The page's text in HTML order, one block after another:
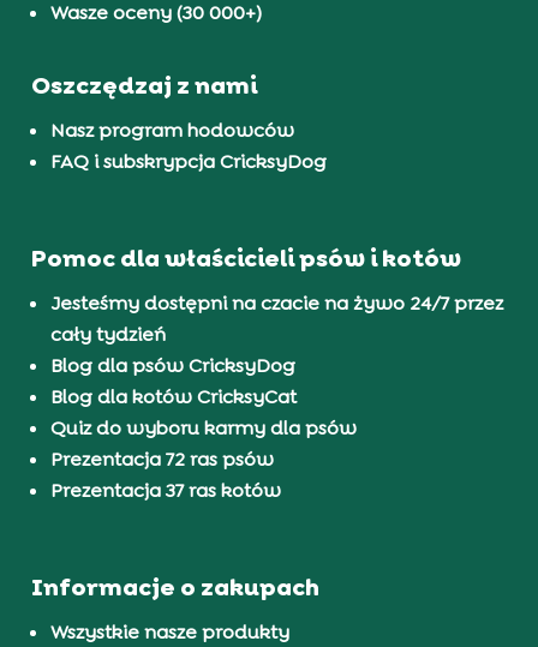
Wasze oceny (30 000+)
Oszczędzaj z nami
Nasz program hodowców
FAQ i subskrypcja CricksyDog
Pomoc dla właścicieli psów i kotów
Jesteśmy dostępni na czacie na żywo 24/7 przez
cały tydzień
Blog dla psów CricksyDog
Blog dla kotów CricksyCat
Quiz do wyboru karmy dla psów
Prezentacja 72 ras psów
Prezentacja 37 ras kotów
Informacje o zakupach
Wszystkie nasze produkty